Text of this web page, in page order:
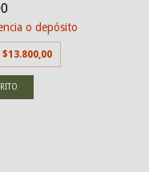
o depósito
$13.800,00